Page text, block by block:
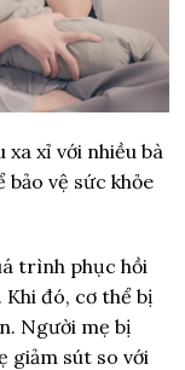
xỉ với nhiều bà
vệ sức khỏe
trình phục hồi
đó, cơ thể bị
Người mẹ bị
giảm sút so với